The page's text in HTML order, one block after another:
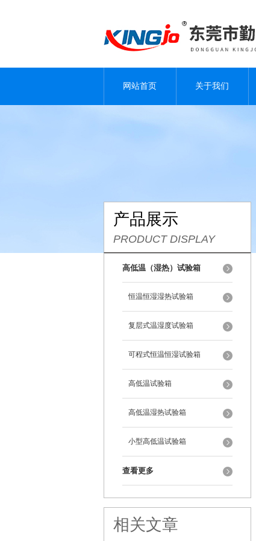
网站首页 关于我们
产品展示
PRODUCT DISPLAY
高低温（湿热）试验箱
恒温恒湿湿热试验箱
复层式温湿度试验箱
可程式恒温恒湿试验箱
高低温试验箱
高低温湿热试验箱
小型高低温试验箱
查看更多
相关文章